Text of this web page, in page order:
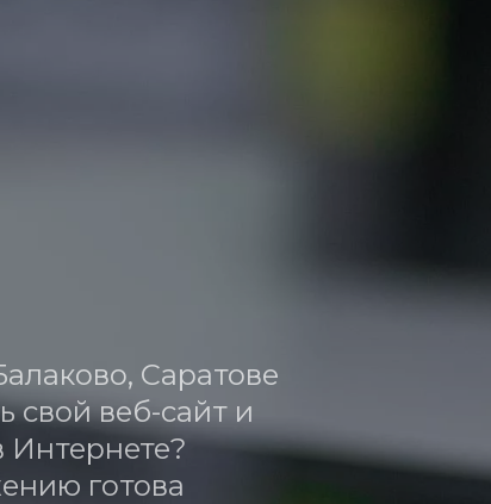
Саратове
свой веб-сайт и
Интернете?
готова